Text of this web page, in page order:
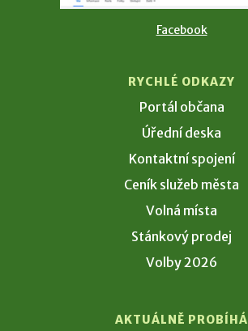
Facebook
RYCHLÉ ODKAZY
Portál občana
Úřední deska
Kontaktní spojení
Ceník služeb města
Volná místa
Stánkový prodej
Volby 2026
AKTUÁLNĚ PROBÍHÁ